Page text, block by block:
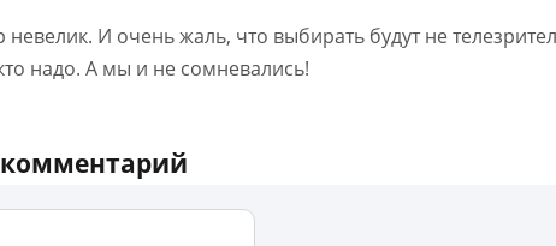
И очень жаль, что выбирать будут не
надо. А мы и не сомневались!